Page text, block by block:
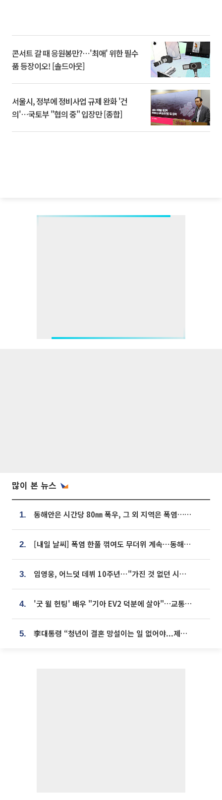
콘서트 갈 때 응원봉만?⋯'최애' 위한 필수
품 등장이오! [솔드아웃]
서울시, 정부에 정비사업 규제 완화 '건
의'⋯국토부 "협의 중" 입장만 [종합]
많이 본 뉴스
1. 동해안은 시간당 80㎜ 폭우, 그 외 지역은 폭염…‘극과 극 날씨’
2. [내일 날씨] 폭염 한풀 꺾여도 무더위 계속⋯동해안 이틀 연속 비
3. 임영웅, 어느덧 데뷔 10주년⋯"가진 것 없던 시절, 내 앞엔 20명의 팬뿐"
4. '굿 윌 헌팅' 배우 "기아 EV2 덕분에 살아"…교통사고 후 안전성 극찬
5. 李대통령 “청년이 결혼 망설이는 일 없어야...제도상 불이익 조사”